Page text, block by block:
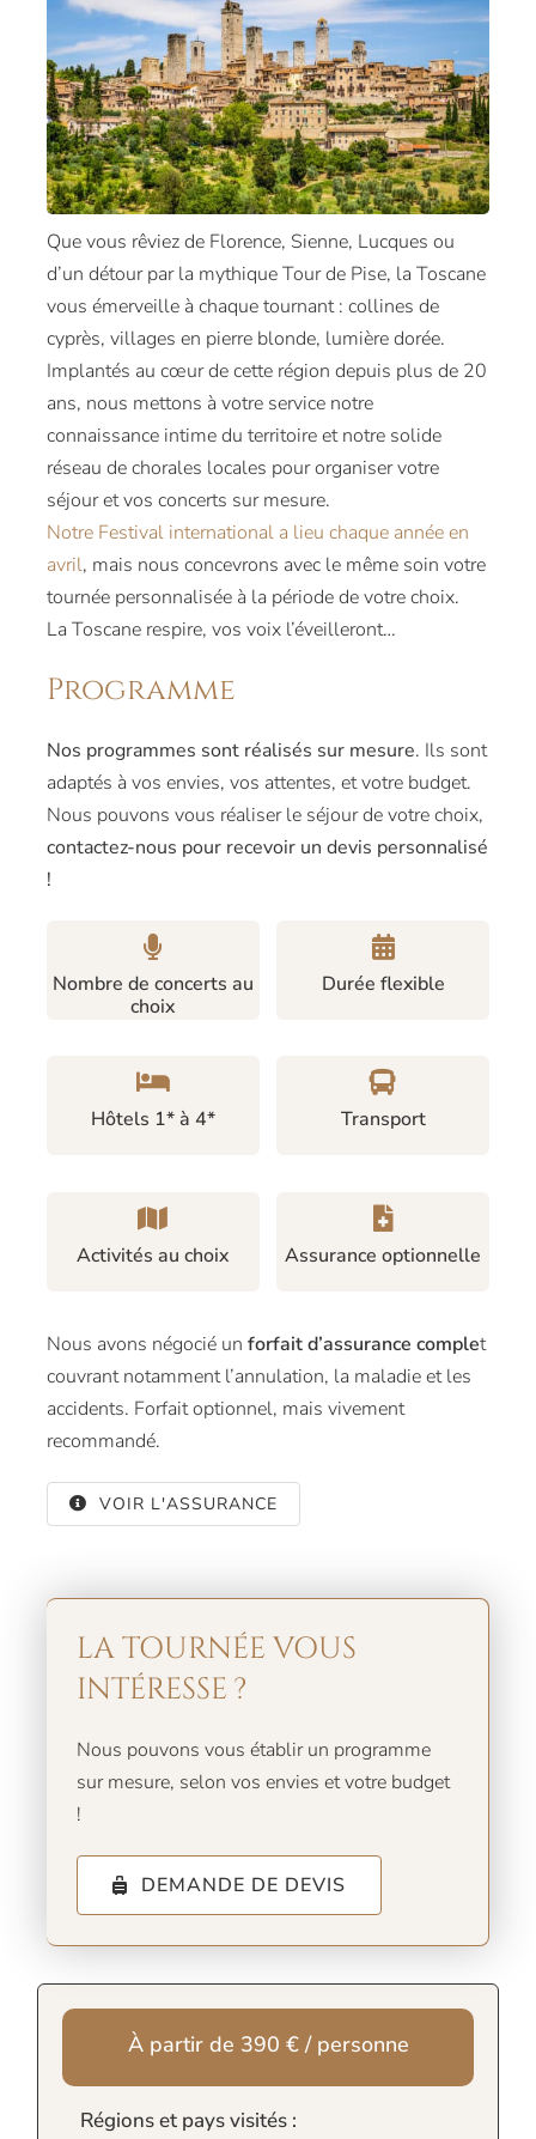
Que vous rêviez de Florence, Sienne, Lucques ou
d’un détour par la mythique Tour de Pise, la Toscane
vous émerveille à chaque tournant : collines de
cyprès, villages en pierre blonde, lumière dorée.
Implantés au cœur de cette région depuis plus de 20
ans, nous mettons à votre service notre
connaissance intime du territoire et notre solide
réseau de chorales locales pour organiser votre
séjour et vos concerts sur mesure.
Notre Festival international a lieu chaque année en
avril, mais nous concevrons avec le même soin votre
tournée personnalisée à la période de votre choix.
La Toscane respire, vos voix l’éveilleront…
Programme
Nos programmes sont réalisés sur mesure. Ils sont
adaptés à vos envies, vos attentes, et votre budget.
Nous pouvons vous réaliser le séjour de votre choix,
contactez-nous pour recevoir un devis personnalisé
!
Nombre de concerts au
choix
Durée flexible
Hôtels 1* à 4* Transport
Activités au choix Assurance optionnelle
Nous avons négocié un forfait d’assurance complet
couvrant notamment l’annulation, la maladie et les
accidents. Forfait optionnel, mais vivement
recommandé.
VOIR L'ASSURANCE
LA TOURNÉE VOUS
INTÉRESSE ?
Nous pouvons vous établir un programme
sur mesure, selon vos envies et votre budget
!
DEMANDE DE DEVIS
À partir de 390 € / personne
Régions et pays visités :